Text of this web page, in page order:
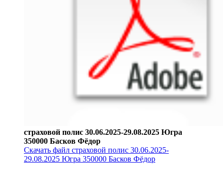
страховой полис 30.06.2025-29.08.2025 Югра
350000 Басков Фёдор
Скачать файл страховой полис 30.06.2025-
29.08.2025 Югра 350000 Басков Фёдор